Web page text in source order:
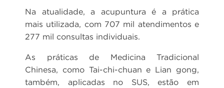
Na atualidade, a acupuntura é a prática
mais utilizada, com 707 mil atendimentos e
277 mil consultas individuais.
As práticas de Medicina Tradicional
Chinesa, como Tai-chi-chuan e Lian gong,
também, aplicadas no SUS, estão em